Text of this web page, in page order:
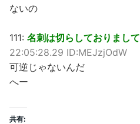
ないの
111: 名刺は切らしておりまして
22:05:28.29 ID:MEJzjOdW
可逆じゃないんだ
へー
共有: